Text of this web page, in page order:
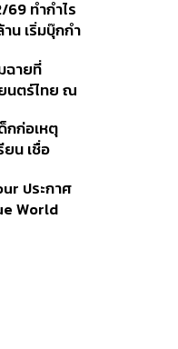
ปล่อยตัว
69 ทำกำไร
น เริ่มบุ๊กกำ
ครึ่งปีทะลุ
ฉายที่
นตร์ไทย ณ
กก่อเหตุ
ยน เชื่อ
30 นัด หาก
งอาจสูญ
ประกาศ
World